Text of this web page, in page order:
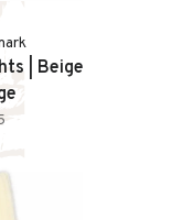
| Beige